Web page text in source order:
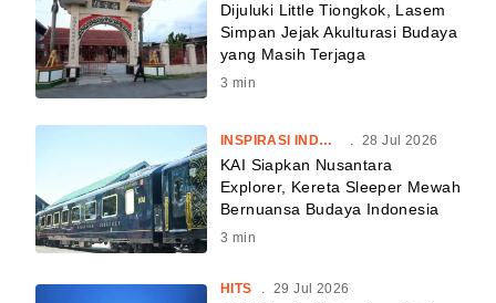
Dijuluki Little Tiongkok, Lasem
Simpan Jejak Akulturasi Budaya
yang Masih Terjaga
3 min
INSPIRASI INDONESIA . 28 Jul 2026
KAI Siapkan Nusantara
Explorer, Kereta Sleeper Mewah
Bernuansa Budaya Indonesia
3 min
HITS . 29 Jul 2026